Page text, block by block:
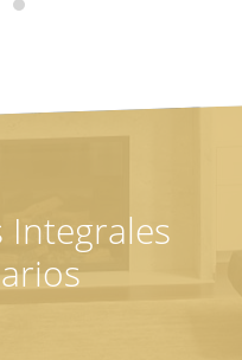
Integrales